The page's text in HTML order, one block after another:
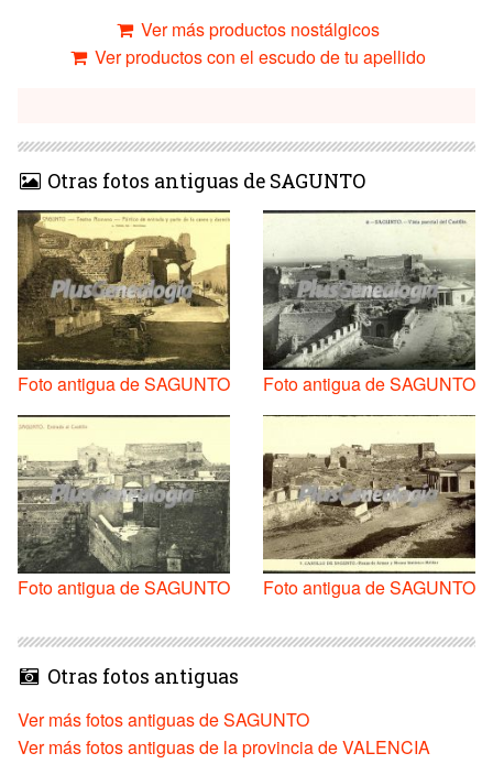
Ver más productos nostálgicos
Ver productos con el escudo de tu apellido
Otras fotos antiguas de SAGUNTO
Foto antigua de SAGUNTO Foto antigua de SAGUNTO
Foto antigua de SAGUNTO Foto antigua de SAGUNTO
Otras fotos antiguas
Ver más fotos antiguas de SAGUNTO
Ver más fotos antiguas de la provincia de VALENCIA